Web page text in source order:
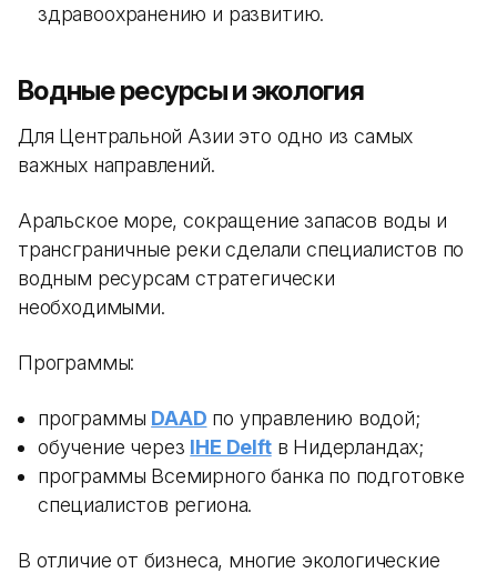
здравоохранению и развитию.
Водные ресурсы и экология
Для Центральной Азии это одно из самых
важных направлений.
Аральское море, сокращение запасов воды и
трансграничные реки сделали специалистов по
водным ресурсам стратегически
необходимыми.
Программы:
программы DAAD по управлению водой;
обучение через IHE Delftв Нидерландах;
программы Всемирного банка по подготовке
специалистов региона.
В отличие от бизнеса, многие экологические